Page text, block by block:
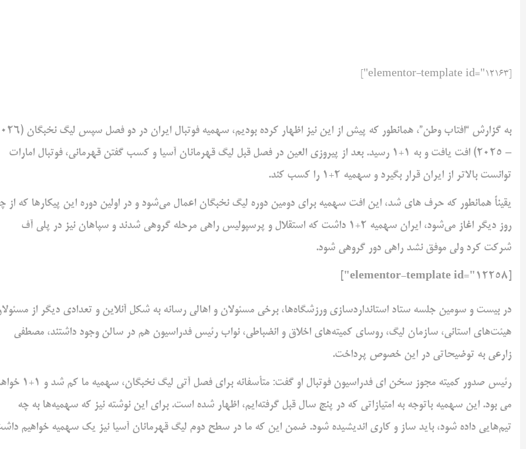
به گزارش “افتاب وطن”، همانطور که پیش از این نیز اظهار کرده بودیم، سهمیه فوتبال
– 2025) افت یافت و به 1+1 رسید. بعد از پیروزی العین در فصل قبل لیگ قهرمانان آسیا و کسب گفتن قهرمانی، فوتبال امارات
توانست بالاتر از ایران قرار بگیرد و سهمیه 2+1 را کسب کند.
یقیناً همانطور که حرف های شد، این افت سهمیه برای دومین دوره لیگ نخبگان اعمال می‌شود و در اولین دوره این پیکارها که از
روز دیگر اغاز می‌شود، ایران سهمیه 2+1 داشت که استقلال و پرسپولیس راهی مرحله گروهی شدند و سپاهان نیز در پلی آف
شرکت کرد ولی موفق نشد راهی دور گروهی شود.
در بیست و سومین جلسه ستاد استانداردسازی ورزشگا‌ه‌ها، برخی مسئولان و اهالی رسانه به شکل آنلاین و تعدادی دیگر از
هیئت‌های استانی، سازمان لیگ، روسای کمیته‌های اخلاق و انضباطی، نواب رئیس فدراسیون هم در سالن وجود داشتند، مصطفی
زارعی به توضیحاتی در این خصوص پرداخت.
رئیس صدور کمیته مجوز سخن‌ ای فدراسیون فوتبال او گفت: متأسفانه برای فصل آتی لیگ
می بود. این سهمیه باتوجه به امتیازاتی که در پنج سال قبل گرفته‌ایم، اظهار شده است. برای این نوشته نیز که سهمیه‌ها به چه
تیم‌هایی داده شود، باید ساز و کاری اندیشیده شود. ضمن این که ما در سطح دوم لیگ قهرمانان آسیا نیز یک سهمیه خواهیم